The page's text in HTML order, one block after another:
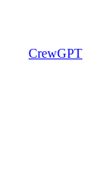
CrewGPT